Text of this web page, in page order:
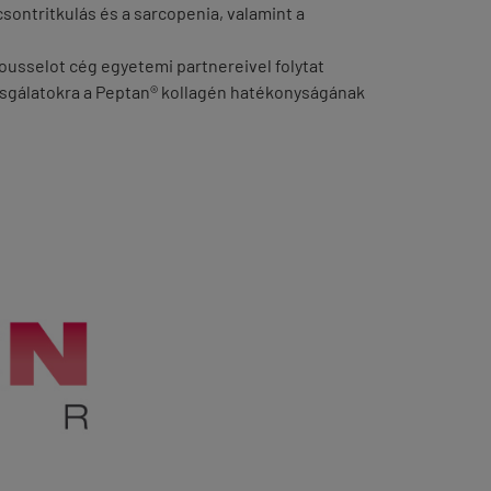
és a sarcopenia, valamint a
cég egyetemi partnereivel folytat
a Peptan® kollagén hatékonyságának